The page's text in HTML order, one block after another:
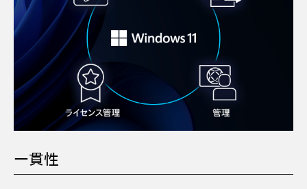
一貫性